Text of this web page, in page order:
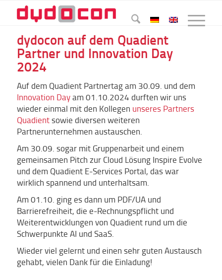
dydocon auf dem Quadient
Partner und Innovation Day
2024
Auf dem Quadient Partnertag am 30.09. und dem
Innovation Dayam 01.10.2024 durften wir uns
wieder einmal mit den Kollegen unseres Partners
Quadientsowie diversen weiteren
Partnerunternehmen austauschen.
Am 30.09. sogar mit Gruppenarbeit und einem
gemeinsamen Pitch zur Cloud Lösung Inspire Evolve
und dem Quadient E-Services Portal, das war
wirklich spannend und unterhaltsam.
Am 01.10. ging es dann um PDF/UA und
Barrierefreiheit, die e-Rechnungspflicht und
Weiterentwicklungen von Quadient rund um die
Schwerpunkte AI und SaaS.
Wieder viel gelernt und einen sehr guten Austausch
gehabt, vielen Dank für die Einladung!